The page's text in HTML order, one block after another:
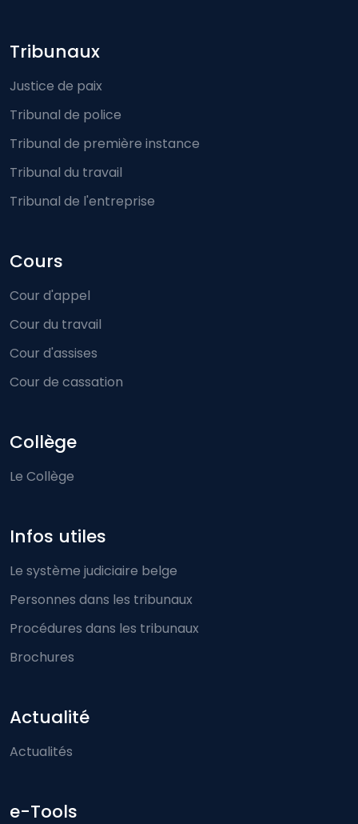
Footer-menu
Tribunaux
Justice de paix
Tribunal de police
Tribunal de première instance
Tribunal du travail
Tribunal de l'entreprise
Cours
Cour d'appel
Cour du travail
Cour d'assises
Cour de cassation
Collège
Le Collège
Infos utiles
Le système judiciaire belge
Personnes dans les tribunaux
Procédures dans les tribunaux
Brochures
Actualité
Actualités
e-Tools